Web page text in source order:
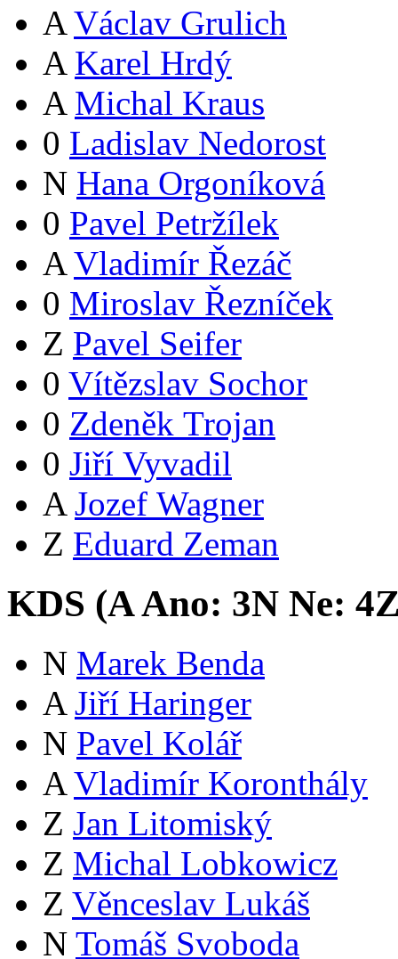
A Václav Grulich
A Karel Hrdý
A Michal Kraus
0 Ladislav Nedorost
N Hana Orgoníková
0 Pavel Petržílek
A Vladimír Řezáč
0 Miroslav Řezníček
Z Pavel Seifer
0 Vítězslav Sochor
0 Zdeněk Trojan
0 Jiří Vyvadil
A Jozef Wagner
Z Eduard Zeman
KDS (AAno: 3N Ne: 4
N Marek Benda
A Jiří Haringer
N Pavel Kolář
A Vladimír Koronthály
Z Jan Litomiský
Z Michal Lobkowicz
Z Věnceslav Lukáš
N Tomáš Svoboda